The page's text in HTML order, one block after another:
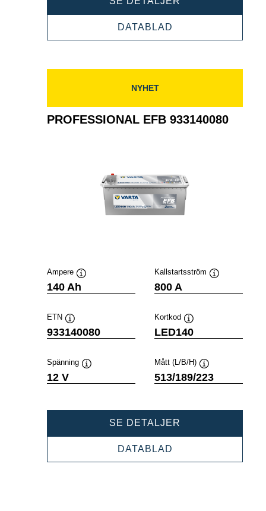
DATABLAD
NYHET
PROFESSIONAL EFB 933140080
Ampere
140 Ah
Kallstartsström
800 A
ETN
Verktygstips
933140080
Kortkod
Verktygstips
LED140
Spänning
12 V
Mått (L/B/H)
Verktygstips
513/189/223
SE DETALJER
DATABLAD